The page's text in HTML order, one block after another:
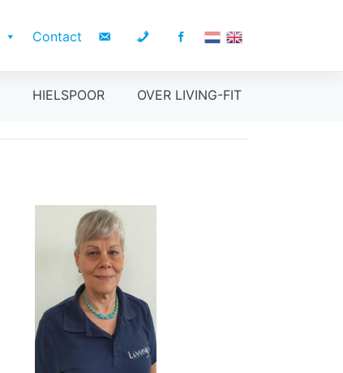
Contact
HIELSPOOR
OVER LIVING-FIT